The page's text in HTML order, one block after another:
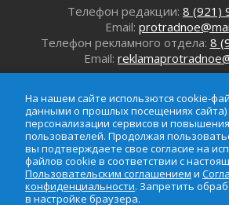
28 июля 2026
Корела — там, где оживает
28 июля 2026
Телефон редакции: 8 (921)
Email:
Телефон рекламного отдела: 8
Email:
На нашем сайте использются cookie-
данными о прошлых посещениях сайта)
персонализации сервисов и
пользователей. Продолжая
вы подтверждаете свое согласие на
файлов cookie в соответствии с
Пользовательским соглашением и
конфиденциальности. Запретить
в настройке браузера.